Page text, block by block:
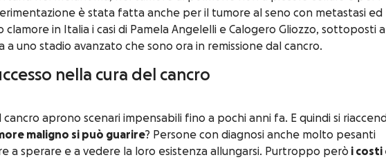
è stata fatta anche per il tumore al seno con metastasi ed
in Italia i casi di Pamela Angelelli e Calogero Gliozzo, sottoposti
a uno stadio avanzato che sono ora in remissione dal cancro.
nella cura del cancro
cancro aprono scenari impensabili fino a pochi anni fa. E quindi si
maligno si può guarire? Persone con diagnosi anche molto pesanti
a sperare e a vedere la loro esistenza allungarsi. Purtroppo però i costi